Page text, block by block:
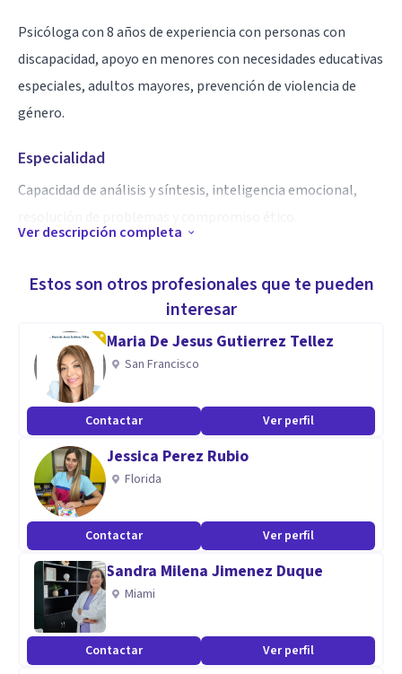
Psicóloga con 8 años de experiencia con personas con
discapacidad, apoyo en menores con necesidades educativas
especiales, adultos mayores, prevención de violencia de
género.
Especialidad
Capacidad de análisis y síntesis, inteligencia emocional,
Escucha activa, empatia. Integralidad, habilidades
Ver descripción completa
Estos son otros profesionales que te pueden
interesar
Maria De Jesus Gutierrez Tellez
San Francisco
Contactar Ver perfil
Jessica Perez Rubio
Florida
Contactar Ver perfil
Sandra Milena Jimenez Duque
Miami
Contactar Ver perfil